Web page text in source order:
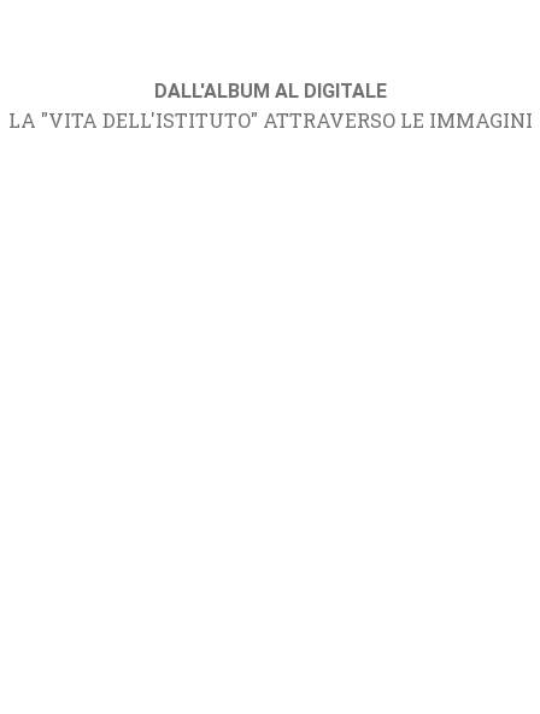
DALL'ALBUM AL DIGITALE
LA "VITA DELL'ISTITUTO" ATTRAVERSO LE IMMAGINI